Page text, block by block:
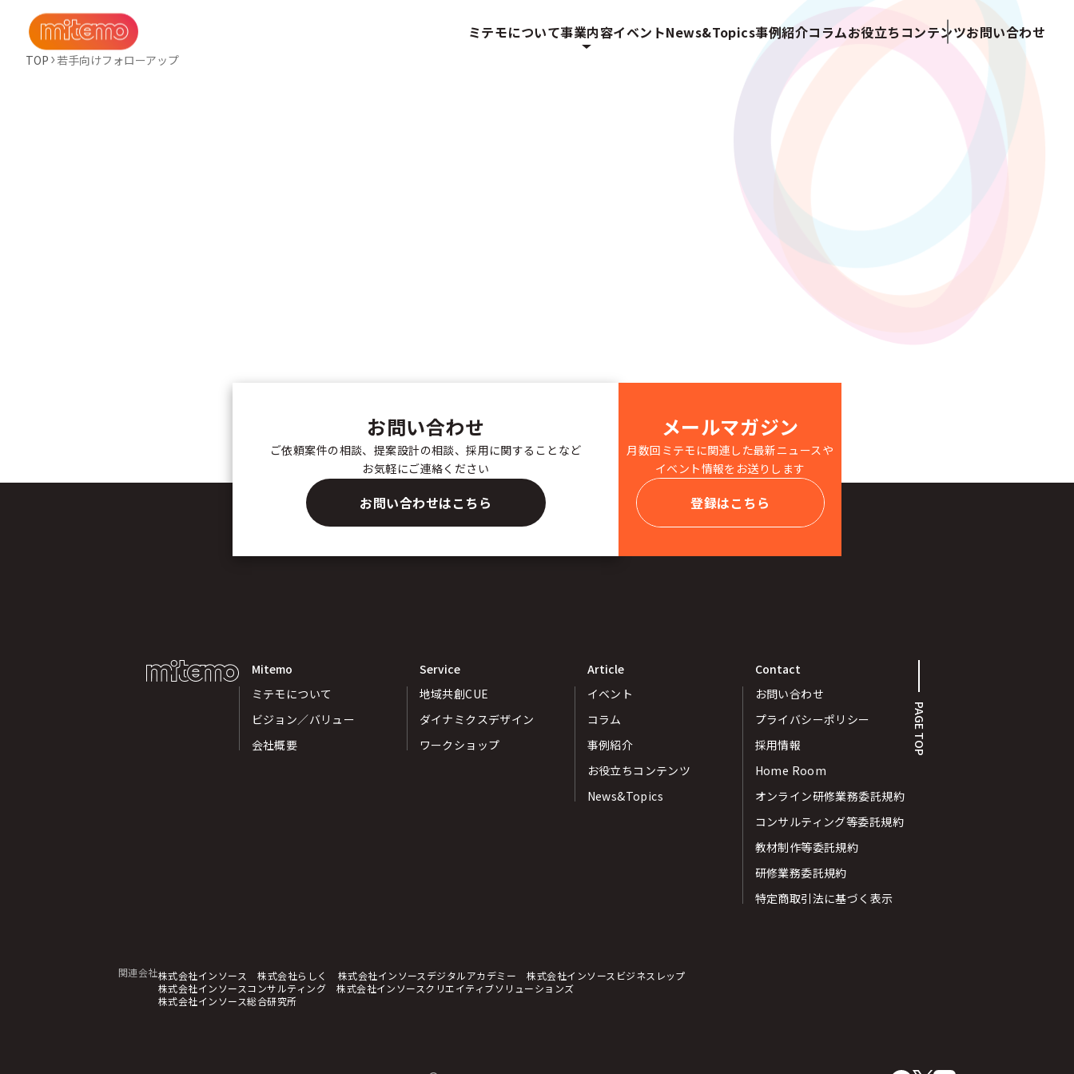
ミテモについて事業内容イベントNews&Topics事例紹介コラムお役立ちコンテンツお問い合わせ
TOP 若手向けフォローアップ
お問い合わせ
ご依頼案件の相談、提案設計の相談、採用に関することなど
お気軽にご連絡ください
お問い合わせはこちら
メールマガジン
月数回ミテモに関連した最新ニュースや
イベント情報をお送りします
登録はこちら
Mitemo
ミテモについて
ビジョン／バリュー
会社概要
Service
地域共創CUE
ダイナミクスデザイン
ワークショップ
Article
イベント
コラム
事例紹介
お役立ちコンテンツ
News&Topics
Contact
お問い合わせ
プライバシーポリシー
採用情報
Home Room
オンライン研修業務委託規約
コンサルティング等委託規約
教材制作等委託規約
研修業務委託規約
特定商取引法に基づく表示
PAGE TOP
関連会社株式会社インソース 株式会社らしく 株式会社インソースデジタルアカデミー
株式会社インソースビジネスレップ
株式会社インソースコンサルティング
株式会社インソースクリエイティブソリューションズ
株式会社インソース総合研究所